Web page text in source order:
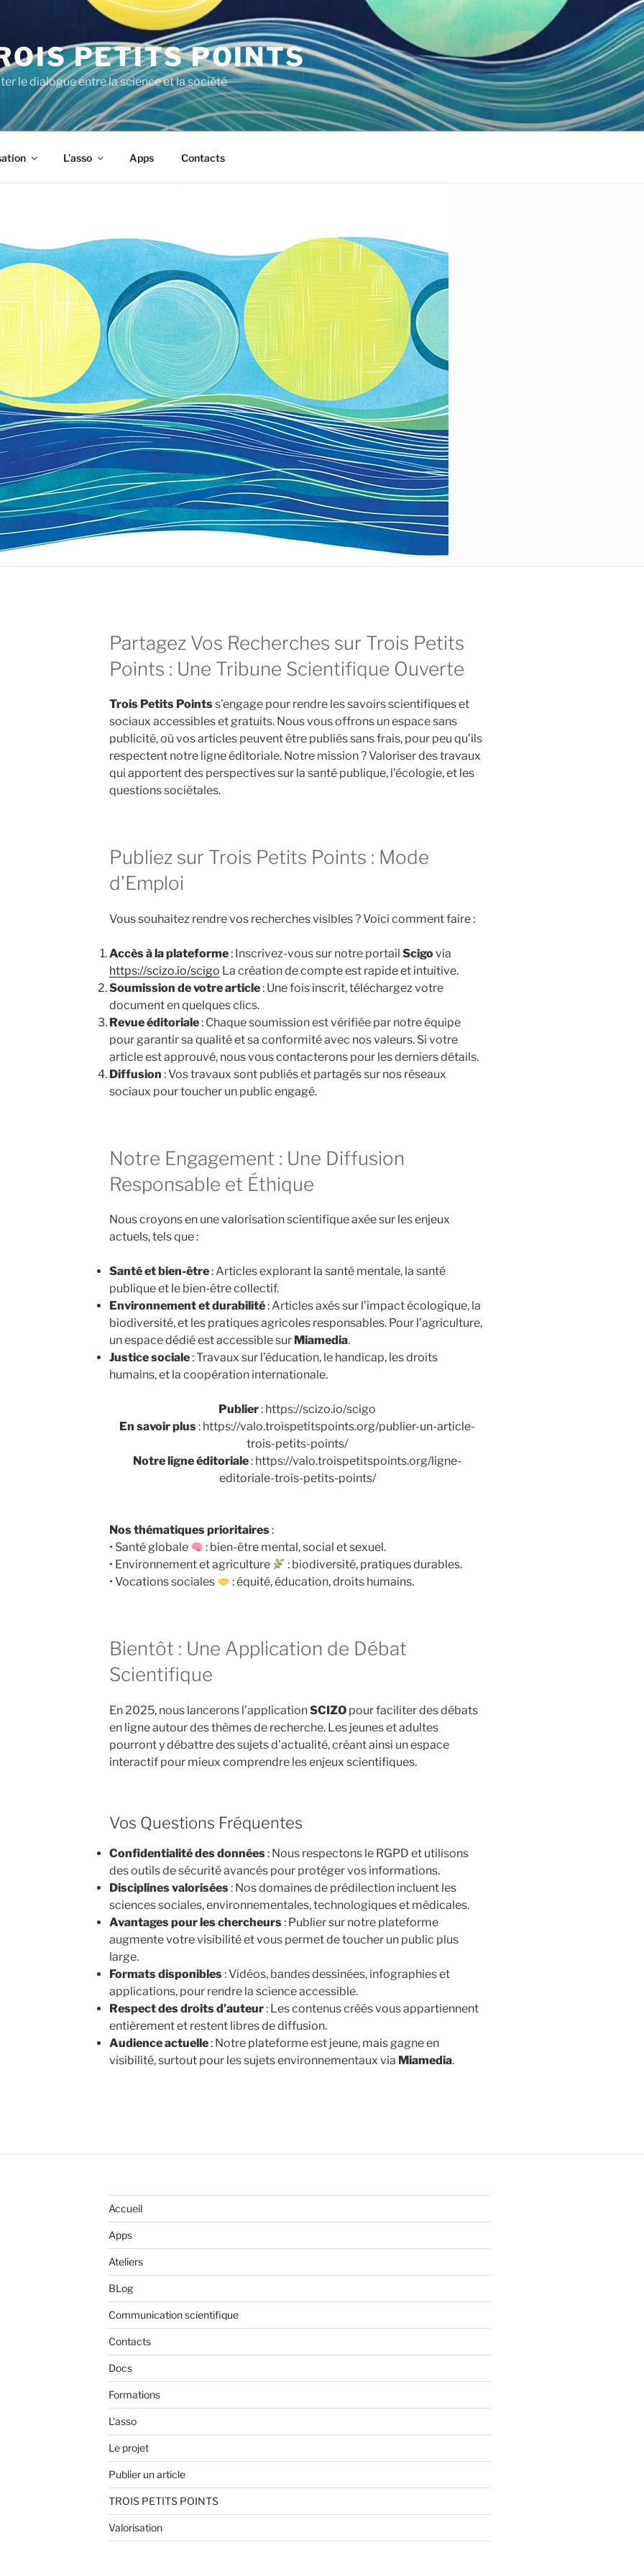
PETITS POINTS
le dialogue entre la science et la société
L’asso Apps Contacts
Partagez Vos Recherches sur Trois Petits
Points : Une Tribune Scientifique Ouverte
Trois Petits Pointss’engage pour rendre les savoirs scientifiques et
sociaux accessibles et gratuits. Nous vous offrons un espace sans
publicité, où vos articles peuvent être publiés sans frais, pour peu qu’ils
respectent notre ligne éditoriale. Notre mission ? Valoriser des travaux
qui apportent des perspectives sur la santé publique, l’écologie, et les
questions sociétales.
Publiez sur Trois Petits Points : Mode
d’Emploi
Vous souhaitez rendre vos recherches visibles ? Voici comment faire :
Accès à la plateforme: Inscrivez-vous sur notre portail Scigovia
https://scizo.io/scigo La création de compte est rapide et intuitive.
Soumission de votre article: Une fois inscrit, téléchargez votre
document en quelques clics.
Revue éditoriale: Chaque soumission est vérifiée par notre équipe
pour garantir sa qualité et sa conformité avec nos valeurs. Si votre
article est approuvé, nous vous contacterons pour les derniers détails.
Diffusion : Vos travaux sont publiés et partagés sur nos réseaux
sociaux pour toucher un public engagé.
Notre Engagement : Une Diffusion
Responsable et Éthique
Nous croyons en une valorisation scientifique axée sur les enjeux
actuels, tels que :
Santé et bien-être: Articles explorant la santé mentale, la santé
publique et le bien-être collectif.
Environnement et durabilité: Articles axés sur l’impact écologique, la
biodiversité, et les pratiques agricoles responsables. Pour l’agriculture,
un espace dédié est accessible sur Miamedia.
Justice sociale: Travaux sur l’éducation, le handicap, les droits
humains, et la coopération internationale.
Publier: https://scizo.io/scigo
En savoir plus: https://valo.troispetitspoints.org/publier-un-article-
trois-petits-points/
Notre ligne éditoriale: https://valo.troispetitspoints.org/ligne-
editoriale-trois-petits-points/
Nos thématiques prioritaires:
• Santé globale
: bien-être mental, social et sexuel.
• Environnement et agriculture
: biodiversité, pratiques durables.
• Vocations sociales
: équité, éducation, droits humains.
Bientôt : Une Application de Débat
Scientifique
En 2025, nous lancerons l’applicationSCIZOpour faciliter des débats
en ligne autour des thèmes de recherche. Les jeunes et adultes
pourront y débattre des sujets d’actualité, créant ainsi un espace
interactif pour mieux comprendre les enjeux scientifiques.
Vos Questions Fréquentes
Confidentialité des données: Nous respectons le RGPD et utilisons
des outils de sécurité avancés pour protéger vos informations.
Disciplines valorisées: Nos domaines de prédilection incluent les
sciences sociales, environnementales, technologiques et médicales.
Avantages pour les chercheurs: Publier sur notre plateforme
augmente votre visibilité et vous permet de toucher un public plus
large.
Formats disponibles: Vidéos, bandes dessinées, infographies et
applications, pour rendre la science accessible.
Respect des droits d’auteur: Les contenus créés vous appartiennent
entièrement et restent libres de diffusion.
Audience actuelle: Notre plateforme est jeune, mais gagne en
visibilité, surtout pour les sujets environnementaux via Miamedia.
Accueil
Apps
Ateliers
BLog
Communication scientifique
Contacts
Docs
Formations
L'asso
Le projet
Publier un article
TROIS PETITS POINTS
Valorisation